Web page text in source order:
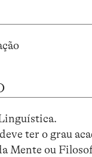
ter o grau
Mente ou